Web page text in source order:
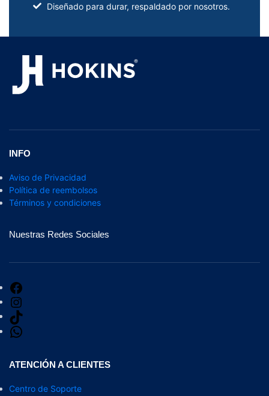
Diseñado para durar, respaldado por nosotros.
INFO
Aviso de Privacidad
Política de reembolsos
Términos y condiciones
Nuestras Redes Sociales
ATENCIÓN A CLIENTES
Centro de Soporte